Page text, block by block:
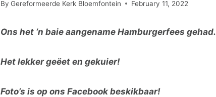
By Gereformeerde Kerk Bloemfontein February 11, 2022
Ons het ‘n baie aangename Hamburgerfees gehad.
Het lekker geëet en gekuier!
Foto’s is op ons Facebook beskikbaar!